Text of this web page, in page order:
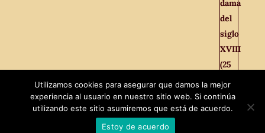
Facebook
Utilizamos cookies para asegurar que damos la mejor
experiencia al usuario en nuestro sitio web. Si continúa
utilizando este sitio asumiremos que está de acuerdo.
Estoy de acuerdo